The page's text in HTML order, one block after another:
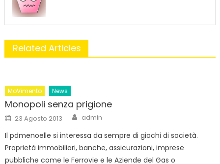
Related Articles
MoVimento News
Monopoli senza prigione
Posted
on
23 Agosto 2013 Author
admin
Il pdmenoelle si interessa da sempre di giochi di società.
Proprietà immobiliari, banche, assicurazioni, imprese
pubbliche come le Ferrovie e le Aziende del Gas o